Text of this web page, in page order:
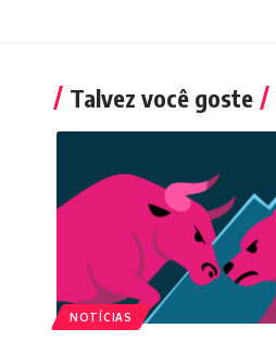
Talvez você goste
NOTÍCIAS